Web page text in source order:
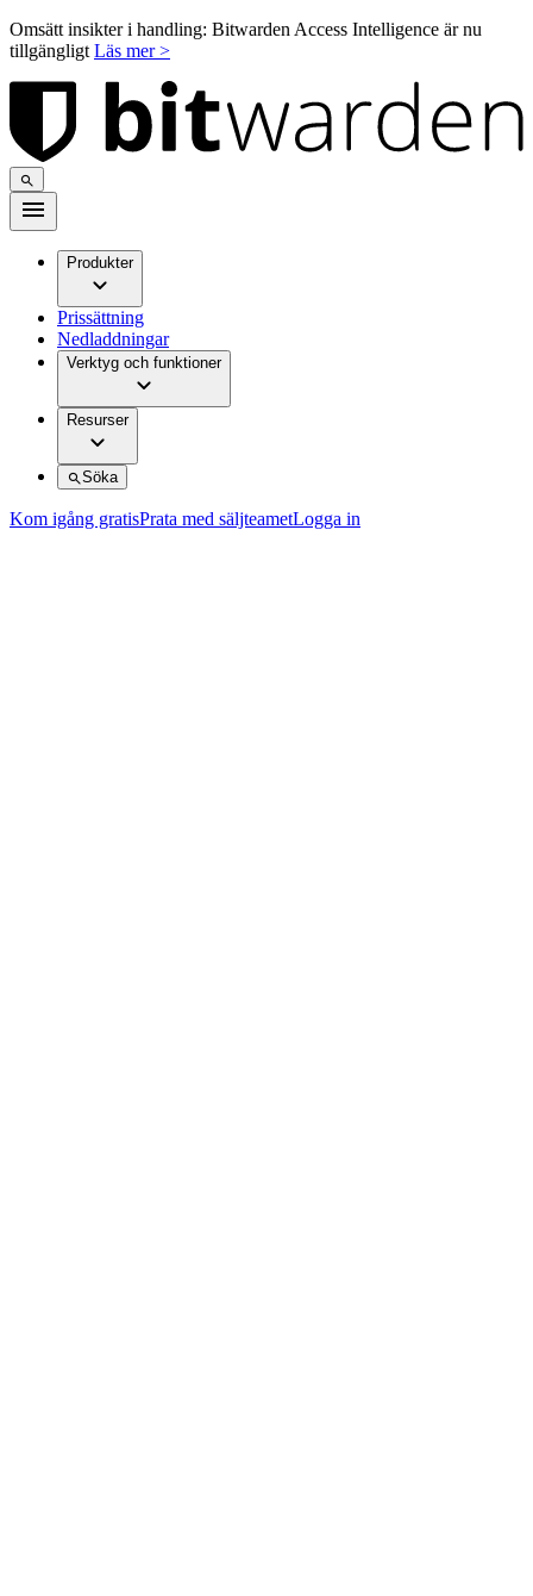
Omsätt insikter i handling: Bitwarden Access Intelligence är nu
tillgängligt Läs mer >
Produkter
Prissättning
Nedladdningar
Verktyg och funktioner
Resurser
Söka
Kom igång gratisPrata med säljteametLogga in